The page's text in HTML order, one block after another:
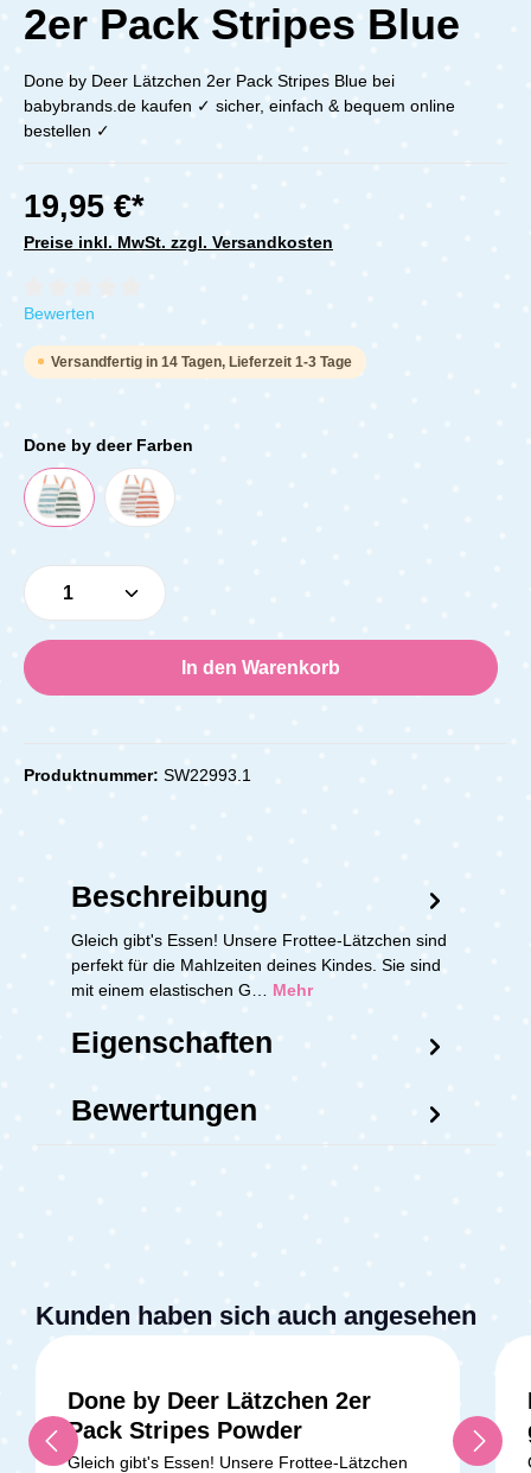
2er Pack Stripes Blue
Done by Deer Lätzchen 2er Pack Stripes Blue bei
babybrands.de kaufen ✓ sicher, einfach & bequem online
bestellen ✓
19,95 €*
Preise inkl. MwSt. zzgl. Versandkosten
Durchschnittliche Bewertung von 0 von 5 Sternen
Bewerten
Versandfertig in 14 Tagen, Lieferzeit 1-3 Tage
Done by deer Farben
Produkt Anzahl: Gib den gewünschten
In den Warenkorb
Produktnummer: SW22993.1
Beschreibung
Gleich gibt's Essen! Unsere Frottee-Lätzchen sind
perfekt für die Mahlzeiten deines Kindes. Sie sind
mit einem elastischen G… Mehr
Eigenschaften
Bewertungen
Kunden haben sich auch angesehen
Done by Deer Lätzchen 2er
Pack Stripes Powder
Gleich gibt's Essen! Unsere Frottee-Lätzchen